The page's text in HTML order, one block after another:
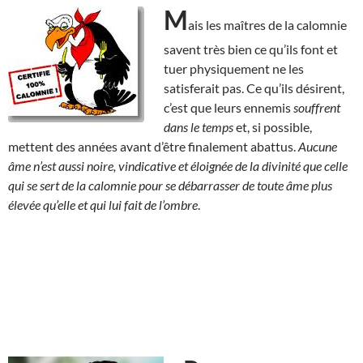
Mais les maîtres de la calomnie
savent très bien ce qu’ils font et
tuer physiquement ne les
satisferait pas. Ce qu’ils désirent,
c’est que leurs ennemis souffrent
dans le tempset, si possible,
mettent des années avant d’être finalement abattus. Aucune
âme n’est aussi noire, vindicative et éloignée de la divinité que celle
qui se sert de la calomnie pour se débarrasser de toute âme plus
élevée qu’elle et qui lui fait de l’ombre